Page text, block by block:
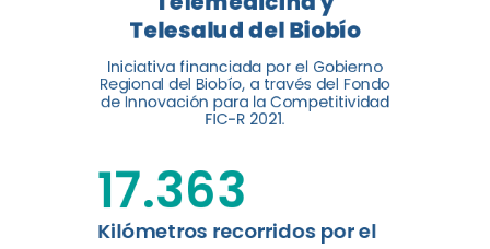
Telemedicina y Telesalud del
Biobío presenta el balance de
tres años acercando la salud
digital a los habitantes...
Leer más
Telesalud del Biobío
Iniciativa financiada por el Gobierno
Regional del Biobío, a través del Fondo
de Innovación para la Competitividad
FIC-R 2021.
Kilómetros recorridos por el
17.363